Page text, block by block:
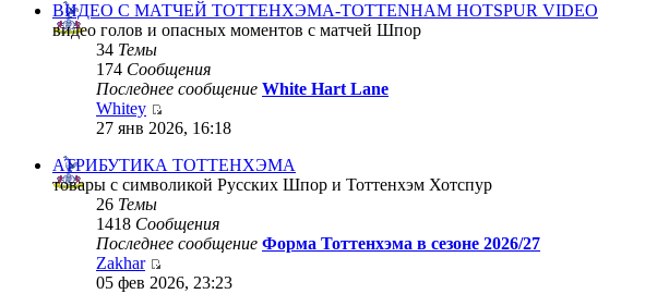
ВИДЕО С МАТЧЕЙ ТОТТЕНХЭМА-TOTTENHAM HOTSPUR VIDEO
видео голов и опасных моментов с матчей Шпор
34 Темы
174 Сообщения
Последнее сообщение White Hart Lane
Whitey
27 янв 2026, 16:18
АТРИБУТИКА ТОТТЕНХЭМА
товары с символикой Русских Шпор и Тоттенхэм Хотспур
26 Темы
1418 Сообщения
Последнее сообщение Форма Тоттенхэма в сезоне 2026/27
Zakhar
05 фев 2026, 23:23